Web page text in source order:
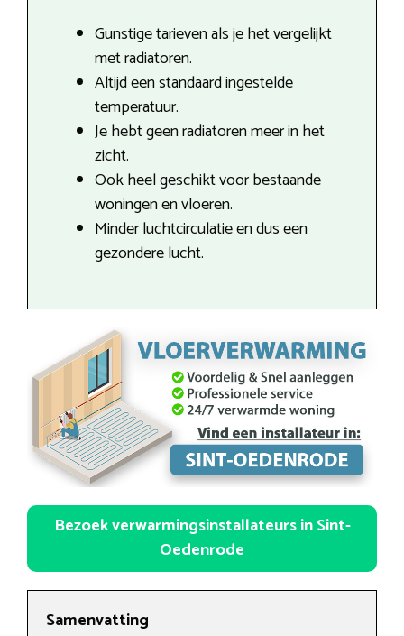
Gunstige tarieven als je het vergelijkt
met radiatoren.
Altijd een standaard ingestelde
temperatuur.
Je hebt geen radiatoren meer in het
zicht.
Ook heel geschikt voor bestaande
woningen en vloeren.
Minder luchtcirculatie en dus een
gezondere lucht.
Bezoek verwarmingsinstallateurs in Sint-
Oedenrode
Samenvatting